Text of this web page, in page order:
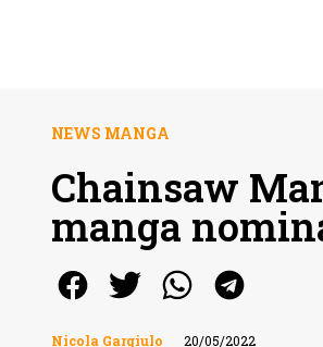
NEWS MANGA
Chainsaw
manga
Nicola Gargiulo 20/05/2022